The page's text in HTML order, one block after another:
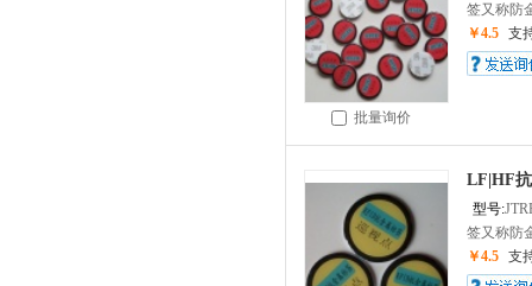
批量询价
签又称防
￥4.5 支
LF|HF
型号:
签又称防
￥4.5 支